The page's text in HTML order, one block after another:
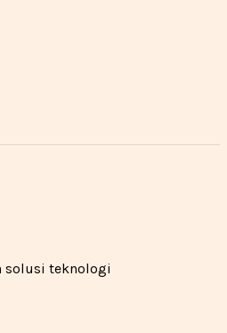
solusi teknologi